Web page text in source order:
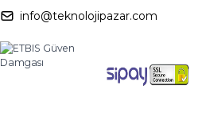
info@teknolojipazar.com